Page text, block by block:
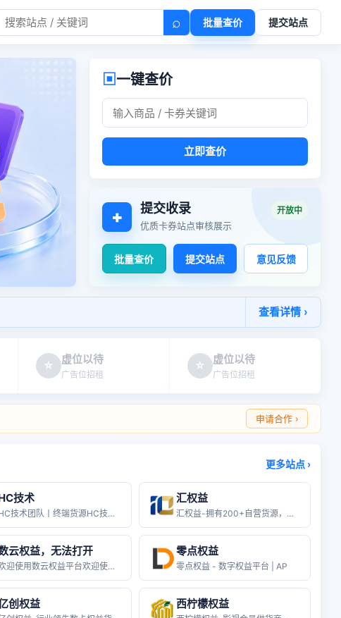
⌕ 批量查价 提交站点
▣一键查价
立即查价
+ 提交收录
优质卡券站点审核展示
开放中
批量查价 提交站点 意见反馈
查看详情 ›
☆ 虚位以待
广告位招租
☆ 虚位以待
广告位招租
申请合作 ›
更多站点 ›
技术
HC技术团队丨终端货源HC技术团队丨
汇权益
汇权益-拥有200+自营货源，源头渠
云权益，无法打开
欢迎使用数云权益平台欢迎使用数云权益
零点权益
零点权益 - 数字权益平台 | AP
创权益 西柠檬权益